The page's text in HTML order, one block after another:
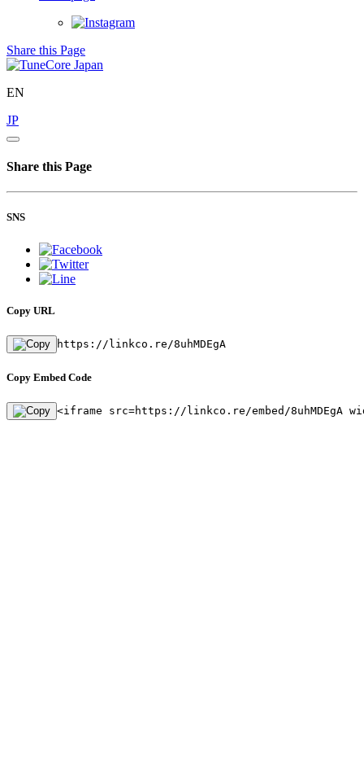
Share this Page
EN
JP
Share this Page
SNS
Copy URL
https://linkco.re/8uhMDEgA
Copy Embed Code
<iframe src=https://linkco.re/embed/8uhMDEgA